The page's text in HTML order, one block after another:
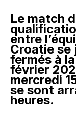
Le match
entre
Croatie se
fermés à
février
mercredi
se sont
heures.